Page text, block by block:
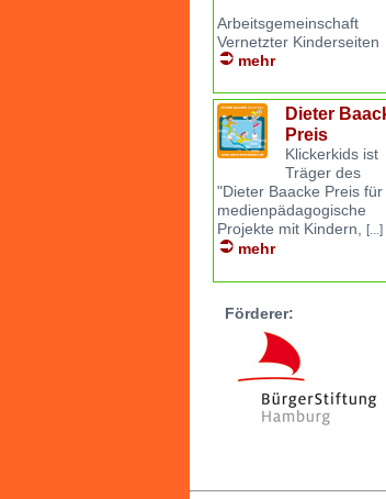
Arbeitsgemeinschaft
Vernetzter Kinderseiten
mehr
Dieter
Preis
Klickerkids ist
Träger des
"Dieter Baacke Preis für
medienpädagogische
Projekte mit Kindern, [...]
mehr
Förderer: